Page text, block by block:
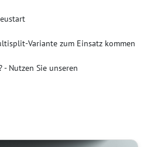
Variante zum Einsatz kommen
- Nutzen Sie unseren